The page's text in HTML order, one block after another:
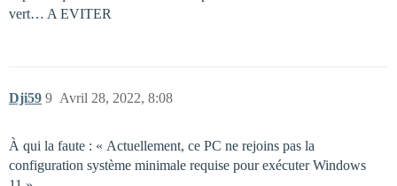
vert… A EVITER
Dji59 Avril 28, 2022, 8:08
9
À qui la faute : « Actuellement, ce PC ne rejoins pas la
configuration système minimale requise pour exécuter Windows